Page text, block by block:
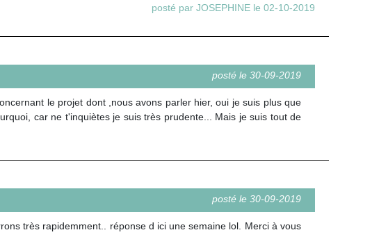
posté par JOSEPHINE le 02-10-2019
posté le 30-09-2019
le projet dont ,nous avons parler hier, oui je suis plus que
car ne t'inquiètes je suis très prudente... Mais je suis tout de
posté le 30-09-2019
très rapidemment.. réponse d ici une semaine lol. Merci à vous